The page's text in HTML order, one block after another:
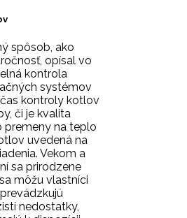
spôsob, ako
opísal vo
kontrola
systémov
kontroly kotlov
či je kvalita
premeny na teplo
uvedená na
Vekom a
sa prirodzene
môžu vlastníci
nedostatky,